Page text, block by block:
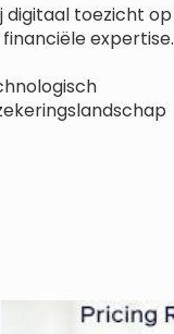
digitaal toezicht op
expertise.